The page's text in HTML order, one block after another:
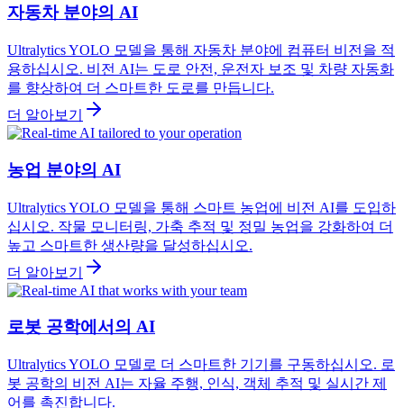
자동차 분야의 AI
Ultralytics YOLO 모델을 통해 자동차 분야에 컴퓨터 비전을 적
용하십시오. 비전 AI는 도로 안전, 운전자 보조 및 차량 자동화
를 향상하여 더 스마트한 도로를 만듭니다.
더 알아보기
농업 분야의 AI
Ultralytics YOLO 모델을 통해 스마트 농업에 비전 AI를 도입하
십시오. 작물 모니터링, 가축 추적 및 정밀 농업을 강화하여 더
높고 스마트한 생산량을 달성하십시오.
더 알아보기
로봇 공학에서의 AI
Ultralytics YOLO 모델로 더 스마트한 기기를 구동하십시오. 로
봇 공학의 비전 AI는 자율 주행, 인식, 객체 추적 및 실시간 제
어를 촉진합니다.